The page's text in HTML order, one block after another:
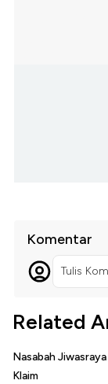
Komentar
Tulis
Related
Nasabah
Klaim